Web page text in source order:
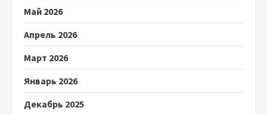
Май 2026
Апрель 2026
Март 2026
Январь 2026
Декабрь 2025